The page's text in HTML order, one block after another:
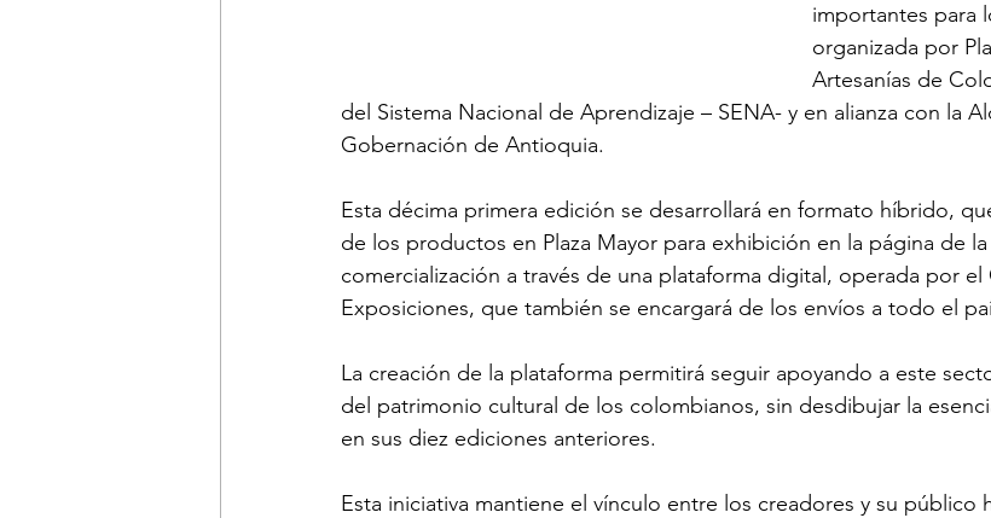
importantes para
organizada por
Artesanías de
del Sistema Nacional de Aprendizaje – SENA- y en alianza con la
Gobernación de Antioquia.
Esta décima primera edición se desarrollará en formato híbrido,
de los productos en Plaza Mayor para exhibición en la página de la
comercialización a través de una plataforma digital, operada por
Exposiciones, que también se encargará de los envíos a todo el
La creación de la plataforma permitirá seguir apoyando a este
del patrimonio cultural de los colombianos, sin desdibujar la
en sus diez ediciones anteriores.
Esta iniciativa mantiene el vínculo entre los creadores y su público